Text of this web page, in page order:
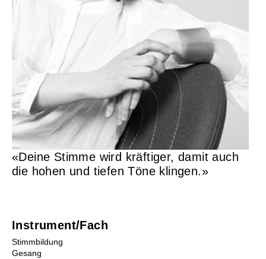
Musikunterricht
Instrumente Übersicht
Lehrpersonen
Orte
Mietinstrumente
Beratung
Schultarife
Ortsvertretungen
Info-Tag / Schnuppern
Instrumentenwahl
Tandem
«Deine Stimme wird kräftiger, damit auch
die hohen und tiefen Töne klingen.»
Instrument/Fach
Stimmbildung
Gesang